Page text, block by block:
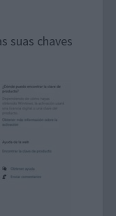
suas chaves